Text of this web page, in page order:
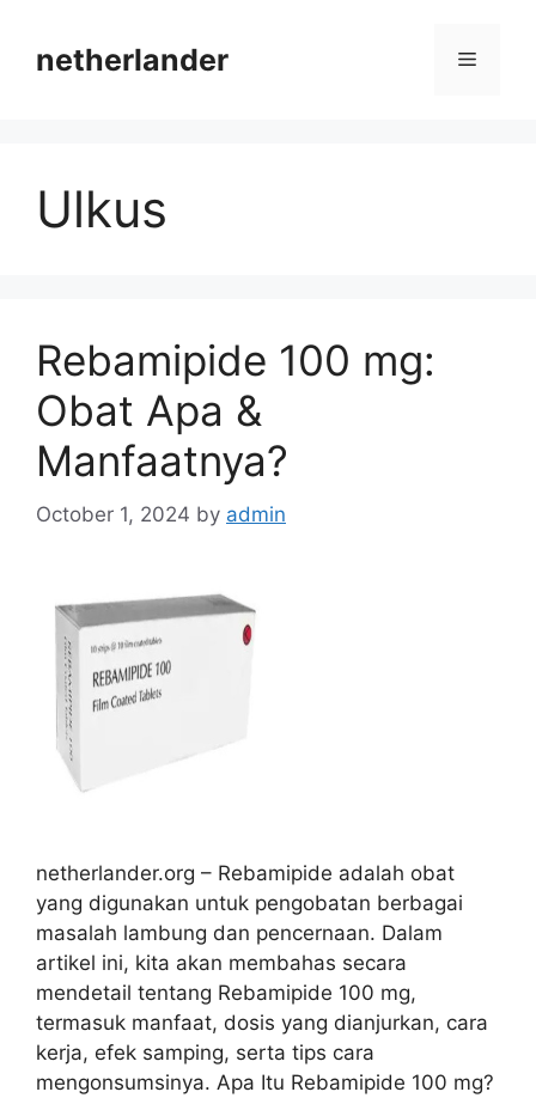
contentnetherlander Menu
Ulkus
Rebamipide 100 mg:
Obat Apa &
Manfaatnya?
October 1, 2024 by admin
netherlander.org – Rebamipide adalah obat
yang digunakan untuk pengobatan berbagai
masalah lambung dan pencernaan. Dalam
artikel ini, kita akan membahas secara
mendetail tentang Rebamipide 100 mg,
termasuk manfaat, dosis yang dianjurkan, cara
kerja, efek samping, serta tips cara
mengonsumsinya. Apa Itu Rebamipide 100 mg?